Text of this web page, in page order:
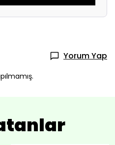
Yorum Yap